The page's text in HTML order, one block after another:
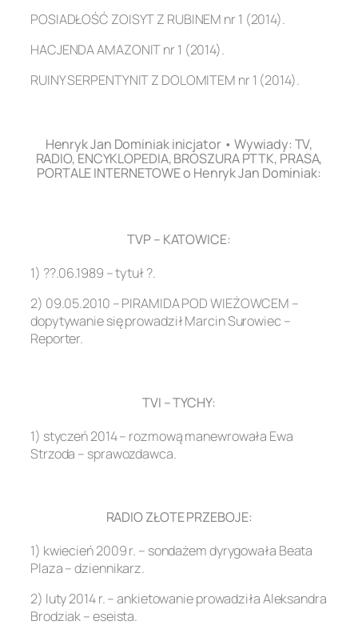
POSIADŁOŚĆ ZOISYT Z RUBINEM nr 1 (2014).
HACJENDA AMAZONIT nr 1 (2014).
RUINY SERPENTYNIT Z DOLOMITEM nr 1 (2014).
Henryk Jan Dominiak inicjator • Wywiady: TV,
RADIO, ENCYKLOPEDIA, BROSZURA PTTK, PRASA,
PORTALE INTERNETOWE o Henryk Jan Dominiak:
TVP – KATOWICE:
1) ??.06.1989 – tytuł ?.
2) 09.05.2010 – PIRAMIDA POD WIEŻOWCEM –
dopytywanie się prowadził Marcin Surowiec –
Reporter.
TVI – TYCHY:
1) styczeń 2014 – rozmową manewrowała Ewa
Strzoda – sprawozdawca.
RADIO ZŁOTE PRZEBOJE:
1) kwiecień 2009 r. – sondażem dyrygowała Beata
Plaza – dziennikarz.
2) luty 2014 r. – ankietowanie prowadziła Aleksandra
Brodziak – eseista.